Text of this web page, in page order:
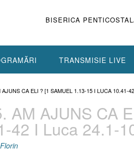
BISERICA
TRANSMISIE LIVE
AJUNS CA ELI ? [1 SAMUEL 1.13-15 I LUCA 10.41-
AM AJUNS CA
42 I Luca 24.1-
Florin